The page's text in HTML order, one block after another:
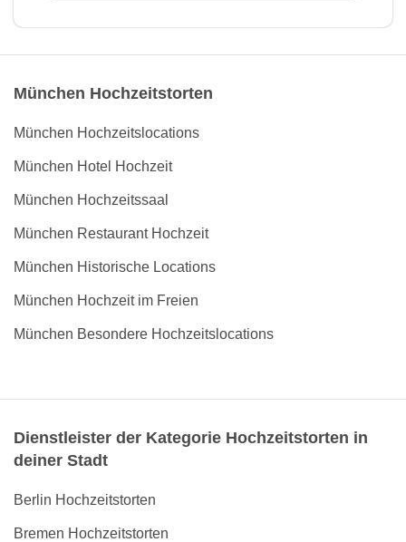
München Hochzeitstorten
München Hochzeitslocations
München Hotel Hochzeit
München Hochzeitssaal
München Restaurant Hochzeit
München Historische Locations
München Hochzeit im Freien
München Besondere Hochzeitslocations
Dienstleister der Kategorie Hochzeitstorten in
deiner Stadt
Berlin Hochzeitstorten
Bremen Hochzeitstorten